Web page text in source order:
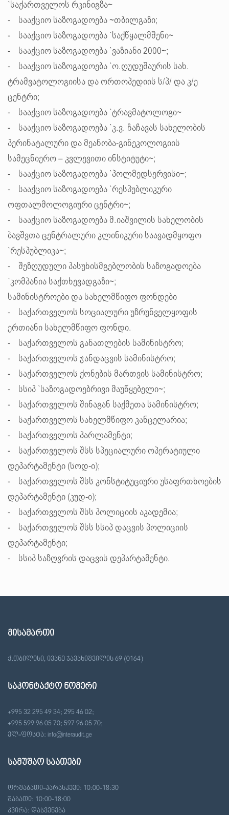
`საქართველოს რკინიგზა~
- სააქციო საზოგადოება ~თბილგაზი;
- სააქციო საზოგადოება `საქწყალმშენი~
- სააქციო საზოგადოება `ვაზიანი 2000~;
- სააქციო საზოგადოება `ო.ღუდუშაურის სახ.
ტრამვატოლოგიისა და ორთოპედიის ს/პ/ და კ/ე
ცენტრი;
- სააქციო საზოგადოება `ტრავმატოლოგი~
- სააქციო საზოგადოება `კ.ვ. ჩაჩავას სახელობის
პერინატალური და მეანობა-გინეკოლოგიის
სამეცნიერო – კვლევითი ინსტიტუტი~;
- სააქციო საზოგადოება `პოლმედსერვისი~;
- სააქციო საზოგადოება `რესპუბლიკური
ოფთალმოლოგიური ცენტრი~;
- სააქციო საზოგადოება მ.იაშვილის სახელობის
ბავშვთა ცენტრალური კლინიკური საავადმყოფო
`რესპუბლიკა~;
- შეზღუდული პასუხისმგებლობის საზოგადოება
`კომპანია საქთხევადგაზი~;
სამინისტროები და სახელმწიფო ფონდები
- საქართველოს სოციალური უზრუნველყოფის
ერთიანი სახელმწიფო ფონდი.
- საქართველოს განათლების სამინისტრო;
- საქართველოს ჯანდაცვის სამინისტრო;
- საქართველოს ქონების მართვის სამინისტრო;
- სსიპ `საზოგადოებრივი მაუწყებელი~;
- საქართველოს შინაგან საქმეთა სამინისტრო;
- საქართველოს სახელმწიფო კანცელარია;
- საქართველოს პარლამენტი;
- საქართველოს შსს სპეციალური ოპერატიული
დეპარტამენტი (სოდ-ი);
- საქართველოს შსს კონსტიტუციური უსაფრთხოების
დეპარტამენტი (კუდ-ი);
- საქართველოს შსს პოლიციის აკადემია;
- საქართველოს შსს სსიპ დაცვის პოლიციის
დეპარტამენტი;
- სსიპ საზღვრის დაცვის დეპარტამენტი.
მისამართი
ქ.თბილისი, ივანე ჯავახიშვილის 69 (0164)
საკონტაქტო ნომერი
+995 32 295 49 34; 295 46 02;
+995 599 96 05 70; 597 96 05 70;
ელ-ფოსტა: info@interaudit.ge
სამუშაო საათები
ორშაბათი-პარასკევი: 10:00-18:30
შაბათი: 10:00-18:00
კვირა: დასვენება